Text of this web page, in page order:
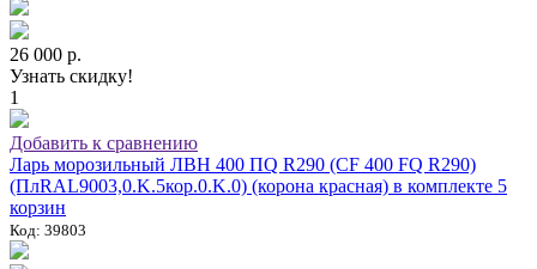
26 000 р.
Узнать скидку!
1
Добавить к сравнению
Ларь морозильный ЛВН 400 ПQ R290 (СF 400 FQ R290)
(ПлRAL9003,0.K.5кор.0.K.0) (корона красная) в комплекте 5
корзин
Код: 39803